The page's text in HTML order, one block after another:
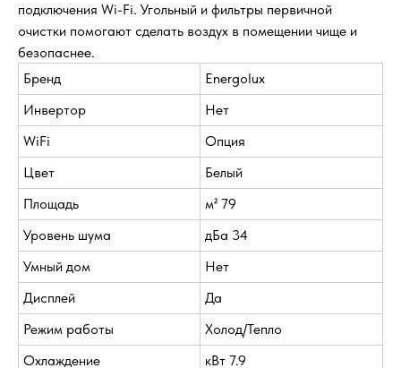
подключения Wi-Fi. Угольный и фильтры первичной
очистки помогают сделать воздух в помещении чище и
безопаснее.
Бренд
Energolux
Инвертор
Нет
WiFi
Опция
Цвет
Белый
Площадь
м² 79
Уровень шума
дБа 34
Умный дом
Нет
Дисплей
Да
Режим работы
Холод/Тепло
Охлаждение
кВт 7.9